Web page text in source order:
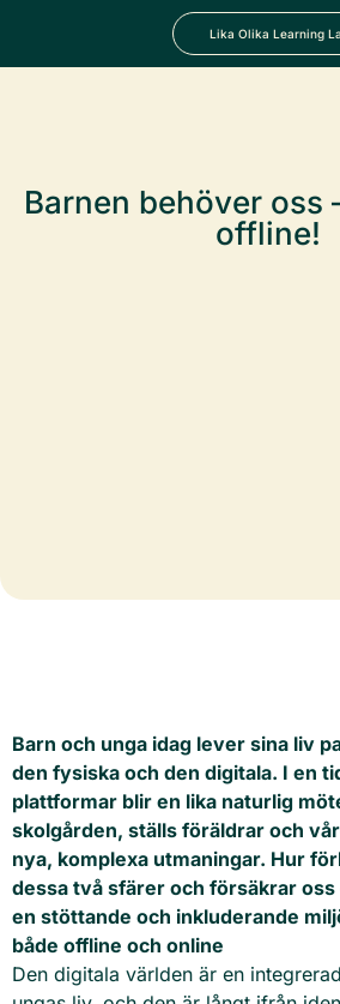
Lika Olika Learning
Barnen behöver oss
offline!
Barn och unga idag lever sina liv
den fysiska och den digitala. I en
plattformar blir en lika naturlig
skolgården, ställs föräldrar och
nya, komplexa utmaningar. Hur
dessa två sfärer och försäkrar
en stöttande och inkluderande
både offline och online
Den digitala världen är en